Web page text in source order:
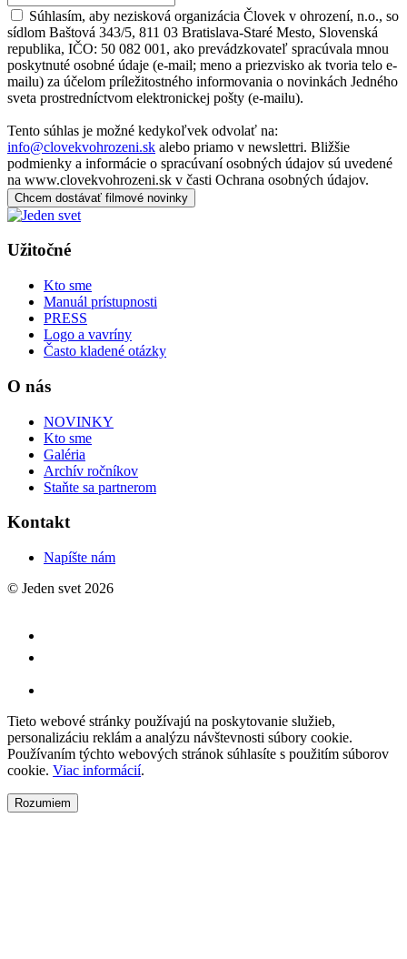
Súhlasím, aby nezisková organizácia Človek v ohrození, n.o., so
sídlom Baštová 343/5, 811 03 Bratislava-Staré Mesto, Slovenská
republika, IČO: 50 082 001, ako prevádzkovateľ spracúvala mnou
poskytnuté osobné údaje (e-mail; meno a priezvisko ak tvoria telo e-
mailu) za účelom príležitostného informovania o novinkách Jedného
sveta prostredníctvom elektronickej pošty (e-mailu).
Tento súhlas je možné kedykoľvek odvolať na:
info@clovekvohrozeni.sk alebo priamo v newslettri. Bližšie
podmienky a informácie o spracúvaní osobných údajov sú uvedené
na www.clovekvohrozeni.sk v časti Ochrana osobných údajov.
Chcem dostávať filmové novinky
Užitočné
Kto sme
Manuál prístupnosti
PRESS
Logo a vavríny
Často kladené otázky
O nás
NOVINKY
Kto sme
Galéria
Archív ročníkov
Staňte sa partnerom
Kontakt
Napíšte nám
© Jeden svet 2026
Tieto webové stránky používajú na poskytovanie služieb,
personalizáciu reklám a analýzu návštevnosti súbory cookie.
Používaním týchto webových stránok súhlasíte s použitím súborov
cookie. Viac informácií.
Rozumiem